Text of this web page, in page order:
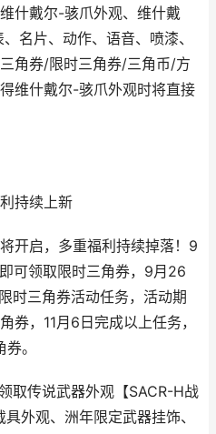
什戴尔-骇爪外观、维什戴
名片、动作、语音、喷漆、
角券/限时三角券/三角币/方
维什戴尔-骇爪外观时将直接
持续上新
开启，多重福利持续掉落！9
可领取限时三角券，9月26
时三角券活动任务，活动期
券，11月6日完成以上任务，
。
取传说武器外观【SACR-H战
外观、洲年限定武器挂饰、